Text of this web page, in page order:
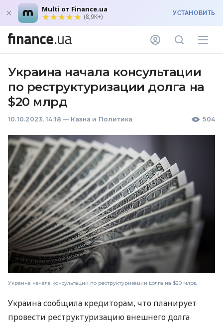
Multi от Finance.ua
(8,9K+) УСТАНОВИТЬ
Украина начала консультации
по реструктуризации долга на
$20 млрд
10.10.2023, 14:18 — Казна и Политика 504
Украина начала консультации по реструктуризации долга на $20 млрд
Украина сообщила кредиторам, что планирует
провести реструктуризацию внешнего долга